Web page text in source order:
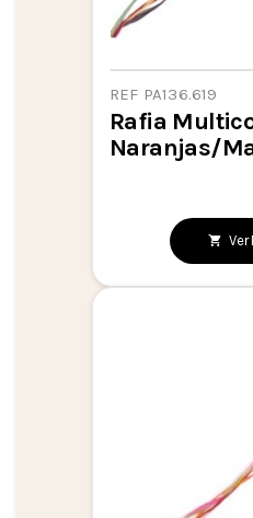
REF PA136.619
Rafia
Naranjas/
Ver